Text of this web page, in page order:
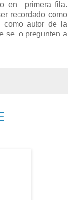
en primera fila.
recordado como
como autor de la
se lo pregunten a